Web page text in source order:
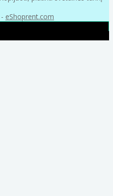
- eShoprent.com